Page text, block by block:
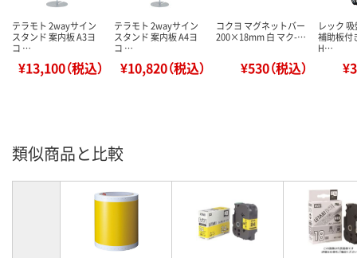
テラモト 2wayサイン
スタンド 案内板 A3ヨ
コ …
¥13,100（税込）
テラモト 2wayサイン
スタンド 案内板 A4ヨ
コ …
¥10,820（税込）
コクヨ マグネットバー
200×18mm 白 マク-…
¥530（税込）
レック 吸
補助板付
H…
類似商品と比較